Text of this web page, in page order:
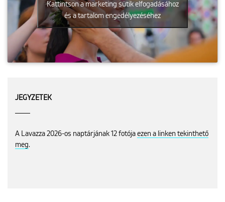
Kattintson a marketing sütik elfogadásához
és a tartalom engedélyezéséhez
JEGYZETEK
A Lavazza 2026-os naptárjának 12 fotója ezen a linken tekinthető
meg.